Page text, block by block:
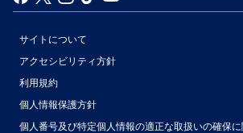
サイトについて
アクセシビリティ方針
利用規約
個人情報保護方針
個人番号及び特定個人情報の適正な取扱いの確保